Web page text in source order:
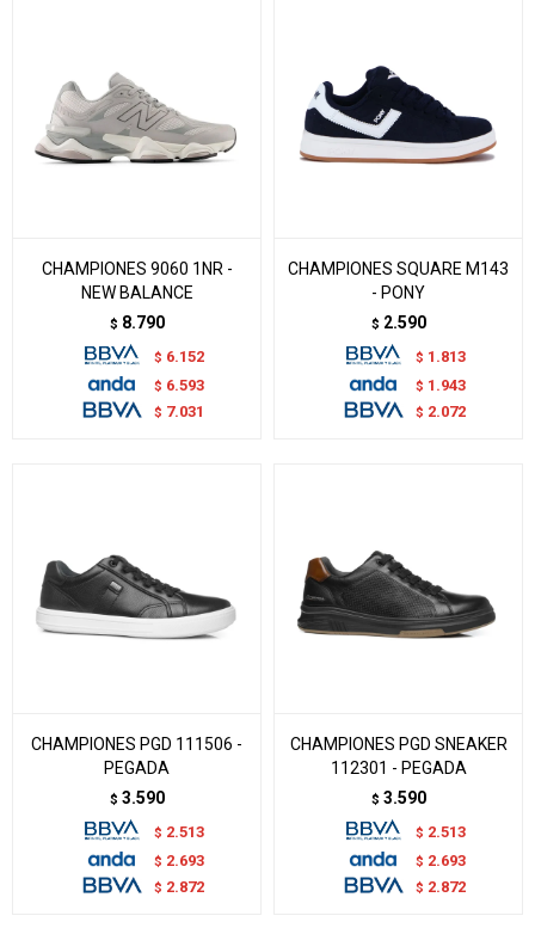
CHAMPIONES 9060 1NR -
NEW BALANCE
$ 8.790
$ 6.152
$ 6.593
$ 7.031
CHAMPIONES SQUARE M143
- PONY
$ 2.590
$ 1.813
$ 1.943
$ 2.072
CHAMPIONES PGD 111506 -
PEGADA
$ 3.590
$ 2.513
$ 2.693
$ 2.872
CHAMPIONES PGD SNEAKER
112301 - PEGADA
$ 3.590
$ 2.513
$ 2.693
$ 2.872